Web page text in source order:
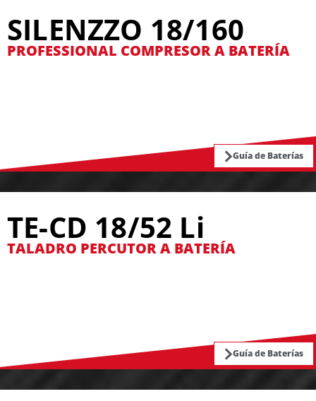
SILENZZO 18/160
PROFESSIONAL COMPRESOR A BATERÍA
Guía de Baterías
TE-CD 18/52 Li
TALADRO PERCUTOR A BATERÍA
Guía de Baterías